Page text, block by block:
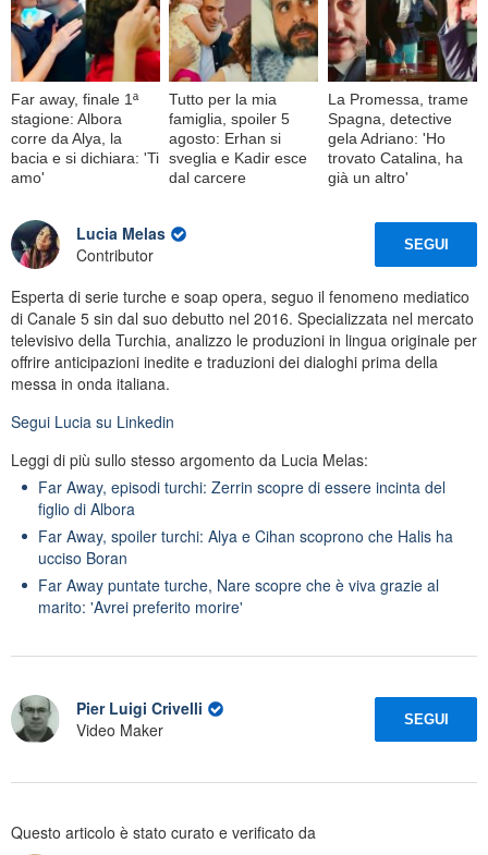
Far away, finale 1ª
stagione: Albora
corre da Alya, la
bacia e si dichiara: 'Ti
amo'
Tutto per la mia
famiglia, spoiler 5
agosto: Erhan si
sveglia e Kadir esce
dal carcere
La Promessa, trame
Spagna, detective
gela Adriano: 'Ho
trovato Catalina, ha
già un altro'
Lucia Melas
Contributor
SEGUI
Esperta di serie turche e soap opera, seguo il fenomeno mediatico
di Canale 5 sin dal suo debutto nel 2016. Specializzata nel mercato
televisivo della Turchia, analizzo le produzioni in lingua originale per
offrire anticipazioni inedite e traduzioni dei dialoghi prima della
messa in onda italiana.
Segui Lucia su Linkedin
Leggi di più sullo stesso argomento da Lucia Melas:
Far Away, episodi turchi: Zerrin scopre di essere incinta del
figlio di Albora
Far Away, spoiler turchi: Alya e Cihan scoprono che Halis ha
ucciso Boran
Far Away puntate turche, Nare scopre che è viva grazie al
marito: 'Avrei preferito morire'
Pier Luigi Crivelli
Video Maker
SEGUI
Questo articolo è stato curato e verificato da